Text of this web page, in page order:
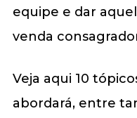
equipe e dar
venda
Veja aqui 10
abordará, entre